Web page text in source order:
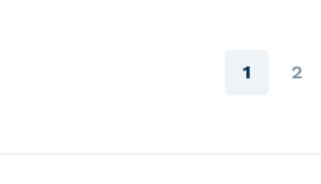
You're
1 2